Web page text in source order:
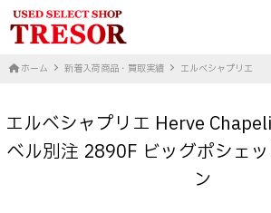
ホーム 新着入荷商品・買取実績 エルベシャプリエ
エルベシャプリエ Herve
ベル別注 2890F ビッグポシェ
ン